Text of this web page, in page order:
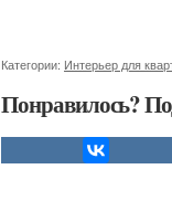
Категории: Интерьер для
Понравилось?